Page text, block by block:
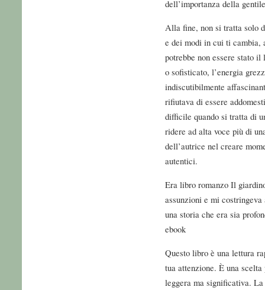
dell’importanza della
Alla fine, non si tratta solo
e dei modi in cui ti cambia,
potrebbe non essere stato
o sofisticato, l’energia
indiscutibilmente
rifiutava di essere
difficile quando si tratta di
ridere ad alta voce più di
dell’autrice nel creare
autentici.
Era libro romanzo Il
assunzioni e mi
una storia che era sia
ebook
Questo libro è una lettura
tua attenzione. È una
leggera ma significativa.